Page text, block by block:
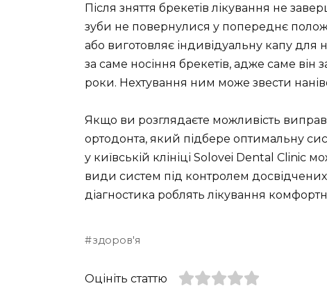
Після зняття брекетів лікування не
зуби не повернулися у попереднє
або виготовляє індивідуальну капу
за саме носіння брекетів, адже саме він
роки. Нехтування ним може звести
Якщо ви розглядаєте можливість
ортодонта, який підбере оптимальну
у київській клініці Solovei Dental Clinic
види систем під контролем досвідчених
діагностика роблять лікування
здоров'я
Оцініть статтю